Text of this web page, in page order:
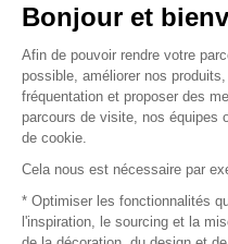
Vendez
© 2016 –
Bonjour et
Afin de pouvoir rendre votre
possible, améliorer nos
fréquentation et proposer des
parcours de visite, nos équipes
de cookie.
Cela nous est nécessaire par
* Optimiser les fonctionnalités
l'inspiration, le sourcing et la